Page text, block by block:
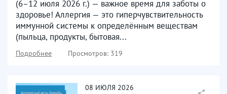
(6–12 июля 2026 г.) — важное время для заботы о
здоровье! Аллергия — это гиперчувствительность
иммунной системы к определённым веществам
(пыльца, продукты, бытовая...
Подробнее Просмотров: 319
08 ИЮЛЯ 2026